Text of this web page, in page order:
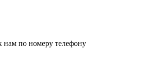
нам по номеру телефону